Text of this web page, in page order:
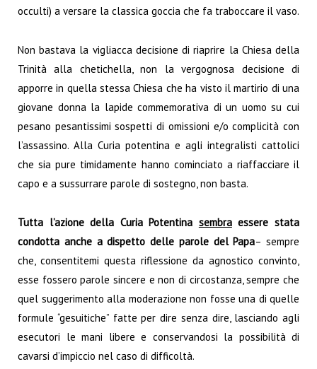
occulti) a versare la classica goccia che fa traboccare il vaso.
Non bastava la vigliacca decisione di riaprire la Chiesa della
Trinità alla chetichella, non la vergognosa decisione di
apporre in quella stessa Chiesa che ha visto il martirio di una
giovane donna la lapide commemorativa di un uomo su cui
pesano pesantissimi sospetti di omissioni e/o complicità con
l’assassino. Alla Curia potentina e agli integralisti cattolici
che sia pure timidamente hanno cominciato a riaffacciare il
capo e a sussurrare parole di sostegno, non basta.
Tutta l’azione della Curia Potentina sembraessere stata
condotta anche a dispetto delle parole del Papa– sempre
che, consentitemi questa riflessione da agnostico convinto,
esse fossero parole sincere e non di circostanza, sempre che
quel suggerimento alla moderazione non fosse una di quelle
formule “gesuitiche” fatte per dire senza dire, lasciando agli
esecutori le mani libere e conservandosi la possibilità di
cavarsi d’impiccio nel caso di difficoltà.